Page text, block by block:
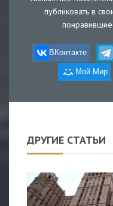
публиковать в
ВКонтакте
Мой Мир
ДРУГИЕ СТАТЬИ